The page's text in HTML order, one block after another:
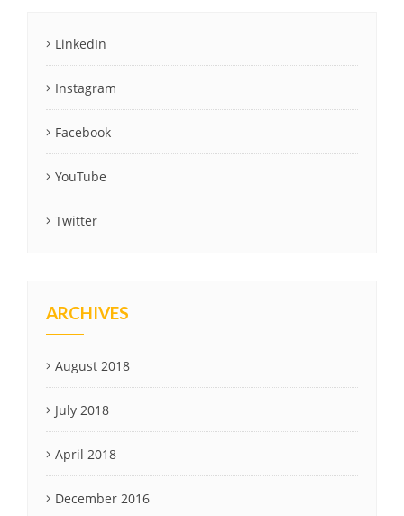
LinkedIn
Instagram
Facebook
YouTube
Twitter
ARCHIVES
August 2018
July 2018
April 2018
December 2016